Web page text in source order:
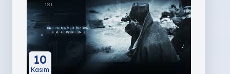
10
Kasım